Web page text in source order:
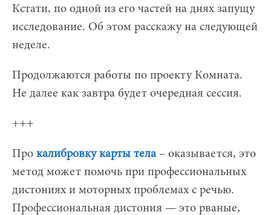
Кстати, по одной из его частей на днях запущу
исследование. Об этом расскажу на следующей
неделе.
Продолжаются работы по проекту Комната.
Не далее как завтра будет очередная сессия.
+++
Про калибровку карты тела– оказывается, это
метод может помочь при профессиональных
дистониях и моторных проблемах с речью.
Профессиональная дистония — это рваные,